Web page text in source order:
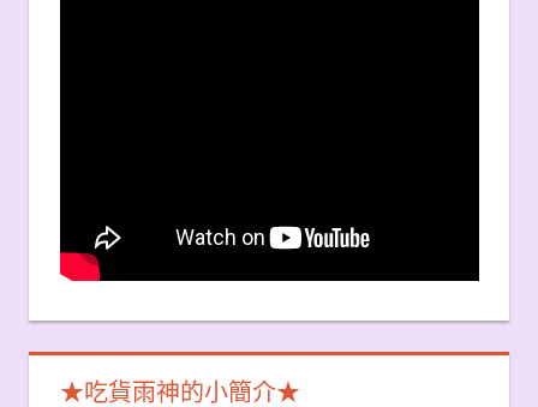
★吃貨雨神的小簡介★